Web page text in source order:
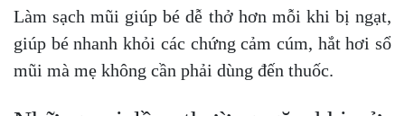
Làm sạch mũi giúp bé dễ thở hơn mỗi khi bị ngạt,
giúp bé nhanh khỏi các chứng cảm cúm, hắt hơi sổ
mũi mà mẹ không cần phải dùng đến thuốc.